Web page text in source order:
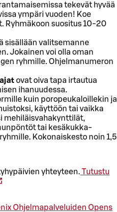
tekevät hyvää
ympäri vuoden! Koe
Ryhmäkoon suositus 10-20
sisällään valitsemanne
Jokainen voi olla oman
ryhmille. Ohjelmanumeron
ovat oiva tapa irtautua
ihanuudessa.
kuin poropeukaloillekin ja
käyttöön tai vaikka
mehiläisvahakynttilät,
tai kesäkukka-
Kokonaiskesto noin 1,5
yhteyteen. Tutustu
Ohjelmapalveluiden Opens